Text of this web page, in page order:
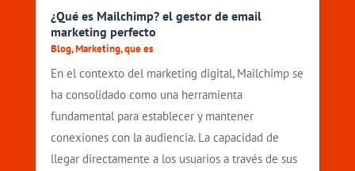
¿Qué es Mailchimp? el gestor de email
marketing perfecto
Blog,Marketing,que es
En el contexto del marketing digital, Mailchimp se
ha consolidado como una herramienta
fundamental para establecer y mantener
conexiones con la audiencia. La capacidad de
llegar directamente a los usuarios a través de sus